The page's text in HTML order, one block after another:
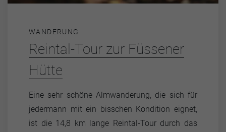
WANDERUNG
Reintal-Tour zur Füssener
Hütte
Eine sehr schöne Almwanderung, die sich für
jedermann mit ein bisschen Kondition eignet,
ist die 14,8 km lange Reintal-Tour durch das